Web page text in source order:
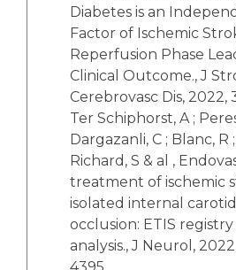
Diabetes is an
Factor of Ischemic
Reperfusion Phase
Clinical Outcome., J
Cerebrovasc Dis, 2022,
Ter Schiphorst, A ;
Dargazanli, C ; Blanc, R
Richard, S & al ,
treatment of ischemic
isolated internal
occlusion: ETIS
analysis., J Neurol,